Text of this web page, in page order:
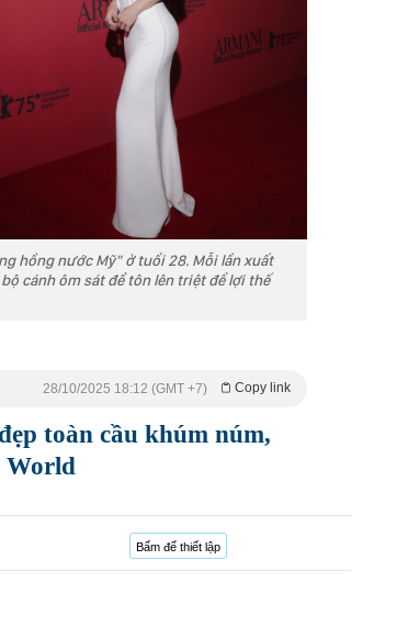
hồng nước Mỹ" ở tuổi 28. Mỗi lần xuất
cánh ôm sát để tôn lên triệt để lợi thế
Copy link
28/10/2025 18:12 (GMT +7)
toàn cầu khúm núm,
World
Bấm để thiết lập